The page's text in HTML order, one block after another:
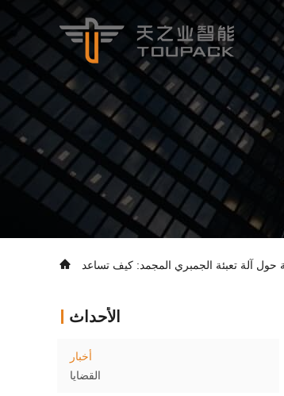
الأحداث
أخبار
القضايا